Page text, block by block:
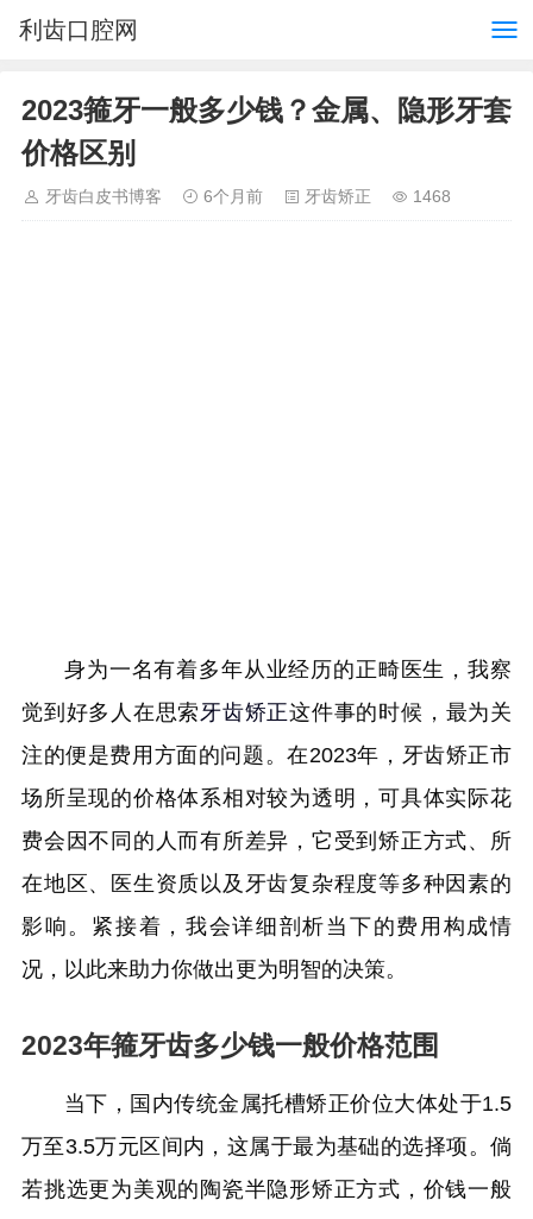
利齿口腔网
2023箍牙一般多少钱？金属、隐形牙套
价格区别
牙齿白皮书博客 6个月前 牙齿矫正 1468
身为一名有着多年从业经历的正畸医生，我察
觉到好多人在思索牙齿矫正这件事的时候，最为关
注的便是费用方面的问题。在2023年，牙齿矫正市
场所呈现的价格体系相对较为透明，可具体实际花
费会因不同的人而有所差异，它受到矫正方式、所
在地区、医生资质以及牙齿复杂程度等多种因素的
影响。紧接着，我会详细剖析当下的费用构成情
况，以此来助力你做出更为明智的决策。
2023年箍牙齿多少钱一般价格范围
当下，国内传统金属托槽矫正价位大体处于1.5
万至3.5万元区间内，这属于最为基础的选择项。倘
若挑选更为美观的陶瓷半隐形矫正方式，价钱一般